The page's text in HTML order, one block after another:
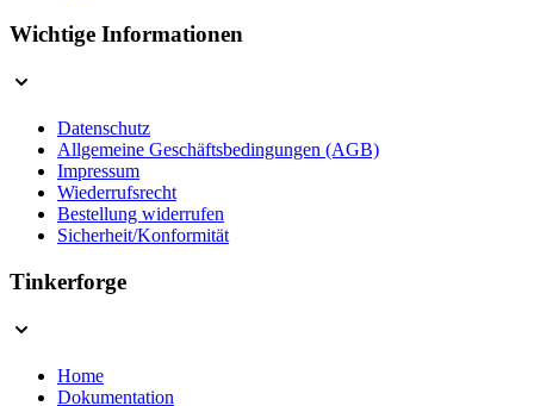
Wichtige Informationen
Datenschutz
Allgemeine Geschäftsbedingungen (AGB)
Impressum
Wiederrufsrecht
Bestellung widerrufen
Sicherheit/Konformität
Tinkerforge
Home
Dokumentation